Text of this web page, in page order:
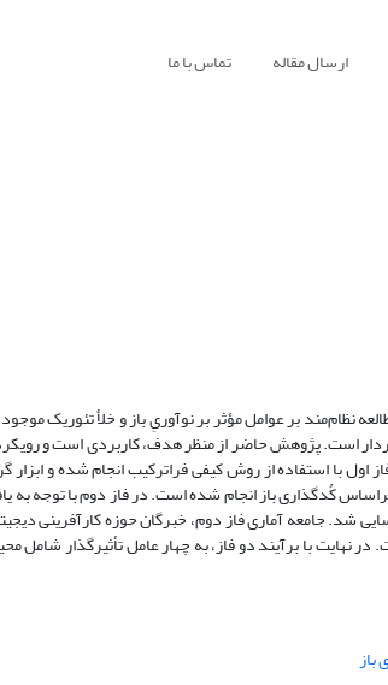
ارسال مقاله تماس با ما
نظام‌مند بر عوامل مؤثر بر نوآوریِ باز و خلأ تئوریک
است. پژوهش حاضر از منظر هدف، کاربردی است و
استفاده از روش کیفی فراترکیب انجام شده و ابزار
داده‌ها نیز براساس کُدگذاری باز انجام شده است. در فاز دوم
شد. جامعه آماری فاز دوم، خبرگان حوزه کارآفرینی
نهایت با برآیند دو فاز، به چهار عامل تأثیرگذار
باز